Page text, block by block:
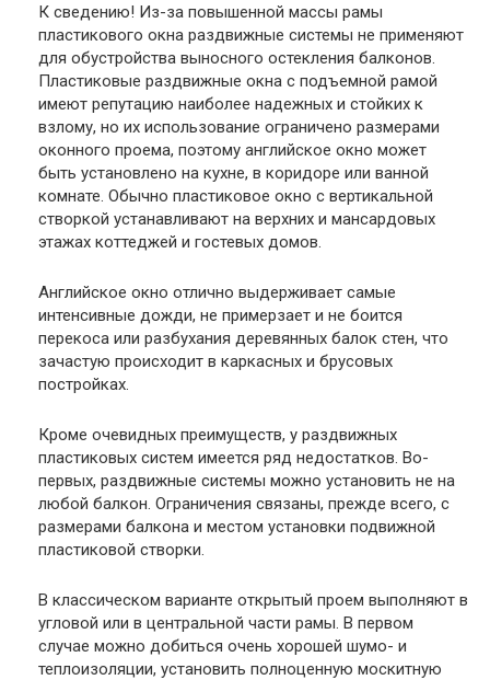
К сведению! Из-за повышенной массы рамы
пластикового окна раздвижные системы не применяют
для обустройства выносного остекления балконов.
Пластиковые раздвижные окна с подъемной рамой
имеют репутацию наиболее надежных и стойких к
взлому, но их использование ограничено размерами
оконного проема, поэтому английское окно может
быть установлено на кухне, в коридоре или ванной
комнате. Обычно пластиковое окно с вертикальной
створкой устанавливают на верхних и мансардовых
этажах коттеджей и гостевых домов.
Английское окно отлично выдерживает самые
интенсивные дожди, не примерзает и не боится
перекоса или разбухания деревянных балок стен, что
зачастую происходит в каркасных и брусовых
постройках.
Кроме очевидных преимуществ, у раздвижных
пластиковых систем имеется ряд недостатков. Во-
первых, раздвижные системы можно установить не на
любой балкон. Ограничения связаны, прежде всего, с
размерами балкона и местом установки подвижной
пластиковой створки.
В классическом варианте открытый проем выполняют в
угловой или в центральной части рамы. В первом
случае можно добиться очень хорошей шумо- и
теплоизоляции, установить полноценную москитную